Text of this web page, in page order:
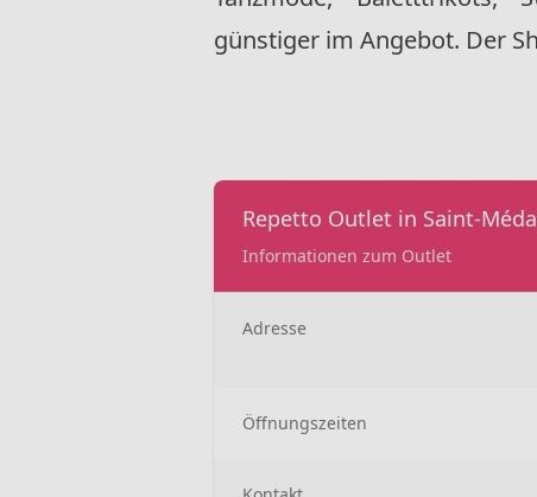
günstiger im Angebot. Der
Repetto Outlet in Saint-
Informationen zum Outlet
Adresse
Öffnungszeiten